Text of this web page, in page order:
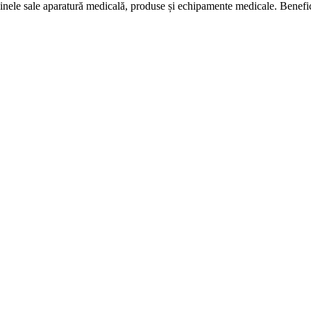
sale aparatură medicală, produse și echipamente medicale.